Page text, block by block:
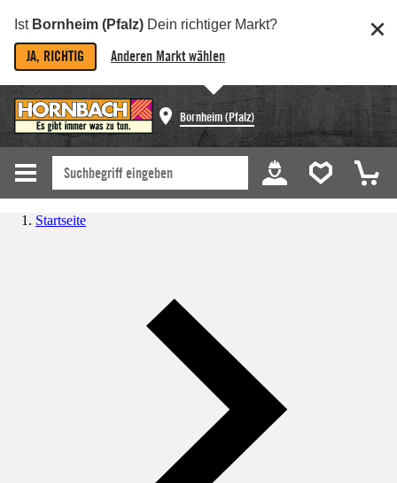
Ist Bornheim (Pfalz) Dein richtiger Markt?
JA, RICHTIG Anderen Markt wählen
Bornheim (Pfalz)
Startseite